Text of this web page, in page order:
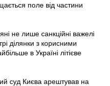
поле від частини
не лише санкційні важелі
ділянки з корисними
в Україні літієве
суд Києва арештував на